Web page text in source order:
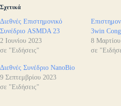
Σχετικά
Διεθνές Επιστημονικό
Συνέδριο ASMDA 23
2 Ιουνίου 2023
σε "Ειδήσεις"
3win
8
σε
Διεθνές Συνέδριο NanoBio
9 Σεπτεμβρίου 2023
σε "Ειδήσεις"